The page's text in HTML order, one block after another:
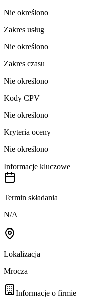
Nie określono
Zakres usług
Nie określono
Zakres czasu
Nie określono
Kody CPV
Nie określono
Kryteria oceny
Nie określono
Informacje kluczowe
Termin składania
N/A
Lokalizacja
Mrocza
Informacje o firmie